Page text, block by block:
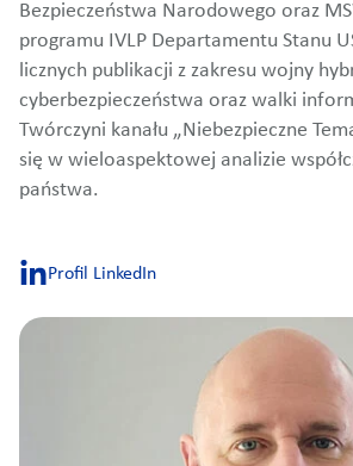
Bezpieczeństwa Narodowego oraz
programu IVLP Departamentu Stanu
licznych publikacji z zakresu wojny
cyberbezpieczeństwa oraz walki
Twórczyni kanału „Niebezpieczne
się w wieloaspektowej analizie
państwa.
Profil LinkedIn